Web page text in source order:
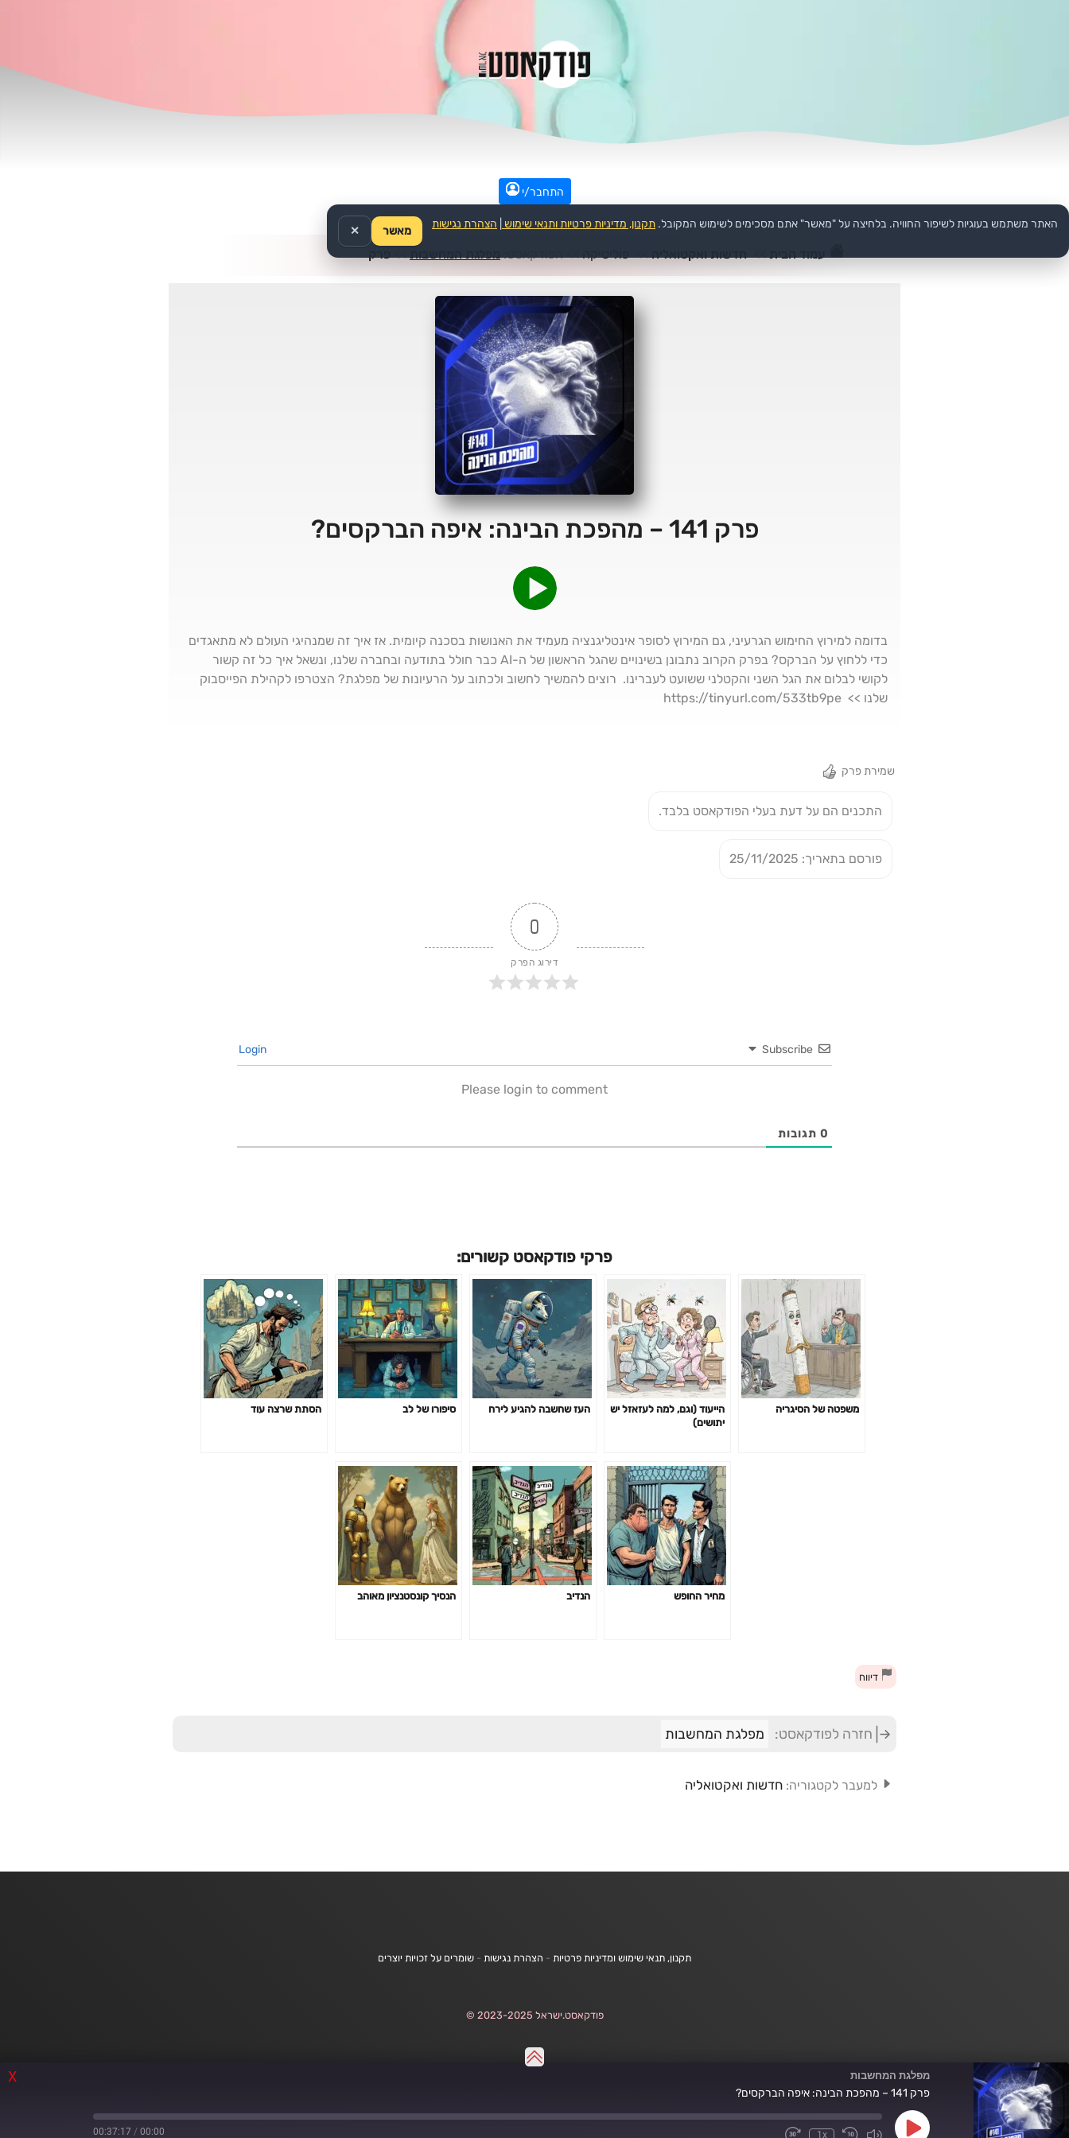
התחבר/י
עמוד הבית >> חדשות ואקטואליה >> פוליטיקה >>הפודקאסט: מפלגת המחשבות >>פרק
פרק 141 – מהפכת הבינה: איפה הברקסים?
X מפלגת המחשבות
פרק 141 – מהפכת הבינה: איפה הברקסים?
Play
1x
00:00
/
00:37:17
בדומה למירוץ החימוש הגרעיני, גם המירוץ לסופר אינטליגנציה מעמיד את האנושות בסכנה קיומית. אז איך זה שמנהיגי העולם לא מתאגדים
כדי ללחוץ על הברקס? בפרק הקרוב נתבונן בשינויים שהגל הראשון של ה-AI כבר חולל בתודעה ובחברה שלנו, ונשאל איך כל זה קשור
לקושי לבלום את הגל השני והקטלני ששועט לעברינו. רוצים להמשיך לחשוב ולכתוב על הרעיונות של מפלגת? הצטרפו לקהילת הפייסבוק
שלנו >> https://tinyurl.com/533tb9pe
שמירת פרק
התכנים הם על דעת בעלי הפודקאסט בלבד.
פורסם בתאריך: 25/11/2025
0
דירוג הפרק
Subscribe
Please login to comment
0 תגובות
פרקי פודקאסט קשורים:
משפטה של הסיגריה
הייעוד (וגם, למה לעזאזל יש
יתושים)
העז שחשבה להגיע לירח סיפורו של לב הסתת שרצה עוד
מחיר החופש הנדיב הנסיך קונסטנציון מאוהב
דיווח
חזרה לפודקאסט: מפלגת המחשבות
למעבר לקטגוריה: חדשות ואקטואליה
תקנון, תנאי שימוש ומדיניות פרטיות - הצהרת נגישות - שומרים על זכויות יוצרים
פודקאסט.ישראל 2023-2025 ©
האתר משתמש בעוגיות לשיפור החוויה. בלחיצה על "מאשר" אתם מסכימים לשימוש המקובל. תקנון, מדיניות פרטיות ותנאי שימוש הצהרת נגישות
מאשר ✕